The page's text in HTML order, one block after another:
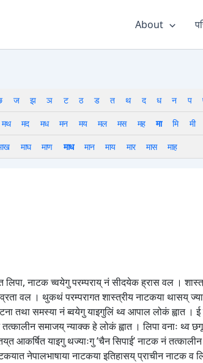
About
ज झ ञ ट ठ ड त थ द ध न प
मथ मद मध मन मय मल मस मह मा मि मी
माघ माण माध मान माय मार मास माह
लिपा, नाटक च्वयेगु परम्पराय् नं सीदयेक ह्रास वल ।
वल । थुकथं परम्परागत शास्त्रीय नाटकया थासय्
तथा समस्या नं ब्वयेगु याइगुलिं थ्व आपाल लोकं ह्वात ।
समाजय् न्याक्क हे लोकं ह्वात । लिपा वनाः
आकर्षित याइगु थज्याःगु ’चैन सिपाई’ नाटक नं
नेपालभाषाया नाटकया इतिहासय् प्राचीन नाटक व